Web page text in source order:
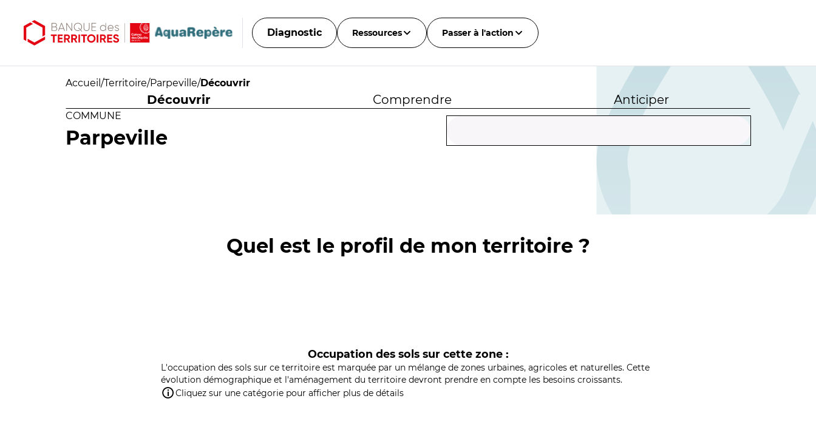
Diagnostic Ressources Passer à l'action
Accueil /Territoire/Parpeville/Découvrir
Découvrir Comprendre Anticiper
COMMUNE
Parpeville
Quel est le profil de mon territoire ?
Occupation des sols sur cette zone :
L'occupation des sols sur ce territoire est marquée par un mélange de zones urbaines, agricoles et naturelles. Cette
évolution démographique et l'aménagement du territoire devront prendre en compte les besoins croissants.
Cliquez sur une catégorie pour afficher plus de détails